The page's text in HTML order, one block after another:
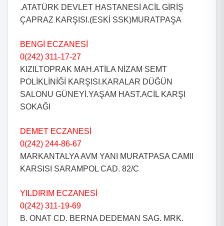
.ATATÜRK DEVLET HASTANESİ ACİL GİRİŞ
ÇAPRAZ KARŞISI.(ESKİ SSK)MURATPAŞA
BENGİ ECZANESİ
0(242) 311-17-27
KIZILTOPRAK MAH.ATİLA NİZAM SEMT
POLİKLİNİĞİ KARŞISI.KARALAR DÜĞÜN
SALONU GÜNEYİ.YAŞAM HAST.ACİL KARŞI
SOKAĞI
DEMET ECZANESİ
0(242) 244-86-67
MARKANTALYA AVM YANI MURATPASA CAMII
KARSISI SARAMPOL CAD. 82/C
YILDIRIM ECZANESİ
0(242) 311-19-69
B. ONAT CD. BERNA DEDEMAN SAG. MRK.